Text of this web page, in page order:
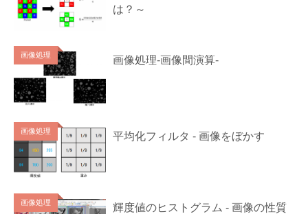
は？～
画像処理 画像処理-画像間演算-
画像処理 平均化フィルタ - 画像をぼかす
画像処理
輝度値のヒストグラム - 画像の性質